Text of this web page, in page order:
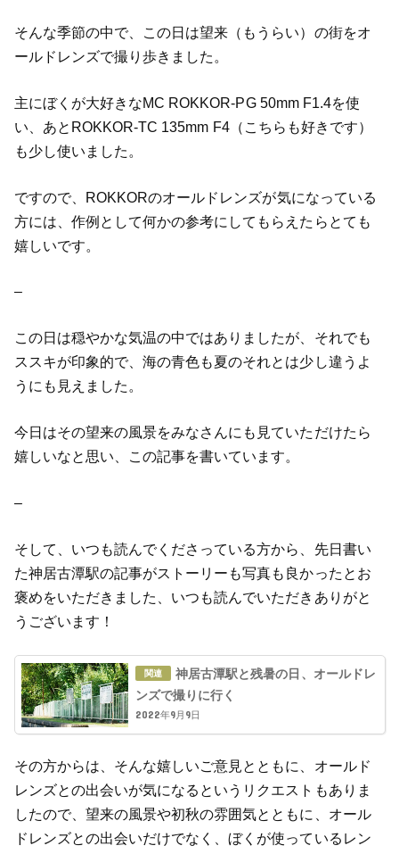
そんな季節の中で、この日は望来（もうらい）の街をオ
ールドレンズで撮り歩きました。
主にぼくが大好きなMC ROKKOR-PG 50mm F1.4を使
い、あとROKKOR-TC 135mm F4（こちらも好きです）
も少し使いました。
ですので、ROKKORのオールドレンズが気になっている
方には、作例として何かの参考にしてもらえたらとても
嬉しいです。
–
この日は穏やかな気温の中ではありましたが、それでも
ススキが印象的で、海の青色も夏のそれとは少し違うよ
うにも見えました。
今日はその望来の風景をみなさんにも見ていただけたら
嬉しいなと思い、この記事を書いています。
–
そして、いつも読んでくださっている方から、先日書い
た神居古潭駅の記事がストーリーも写真も良かったとお
褒めをいただきました、いつも読んでいただきありがと
うございます！
神居古潭駅と残暑の日、オールドレ
ンズで撮りに行く
2022年9月9日
その方からは、そんな嬉しいご意見とともに、オールド
レンズとの出会いが気になるというリクエストもありま
したので、望来の風景や初秋の雰囲気とともに、オール
ドレンズとの出会いだけでなく、ぼくが使っているレン